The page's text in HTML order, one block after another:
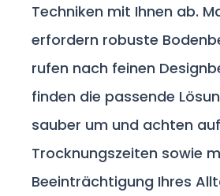
Techniken mit Ihnen ab.
erfordern robuste
rufen nach feinen
finden die passende
sauber um und achten
Trocknungszeiten sowie
Beeinträchtigung Ihres